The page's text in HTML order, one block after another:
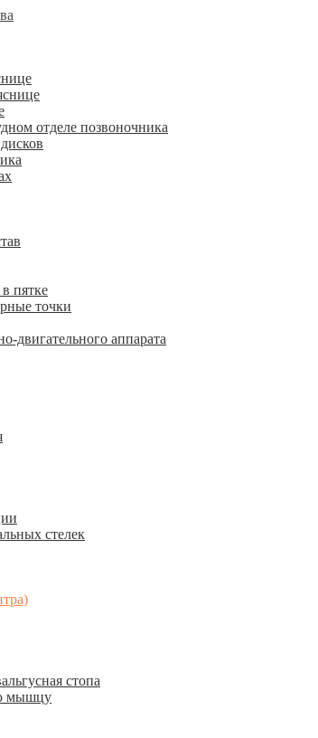
отделе позвоночника
пятке
точки
двигательного аппарата
стелек
стопа
мышцу